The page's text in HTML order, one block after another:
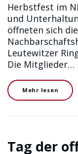
Herbstfest im
und
öffneten sich
Leutewitzer
Die Mitglieder…
Mehr lesen
Tag der